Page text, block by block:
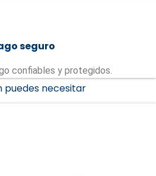
seguro
confiables y protegidos.
puedes necesitar